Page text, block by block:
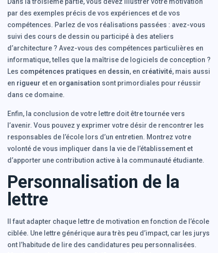
Dans la troisième partie, vous devez illustrer votre motivation
par des exemples précis de vos expériences et de vos
compétences. Parlez de vos réalisations passées : avez-vous
suivi des cours de dessin ou participé à des ateliers
d’architecture ? Avez-vous des compétences particulières en
informatique, telles que la maîtrise de logiciels de conception ?
Les compétences pratiques en dessin, en créativité, mais aussi
en rigueur et en organisation sont primordiales pour réussir
dans ce domaine.
Enfin, la conclusion de votre lettre doit être tournée vers
l’avenir. Vous pouvez y exprimer votre désir de rencontrer les
responsables de l’école lors d’un entretien. Montrez votre
volonté de vous impliquer dans la vie de l’établissement et
d’apporter une contribution active à la communauté étudiante.
Personnalisation de la
lettre
Il faut adapter chaque lettre de motivation en fonction de l’école
ciblée. Une lettre générique aura très peu d’impact, car les jurys
ont l’habitude de lire des candidatures peu personnalisées.